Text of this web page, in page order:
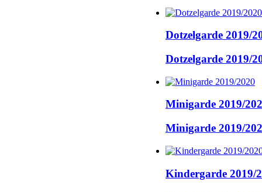
Dotzelgarde 2019/
Dotzelgarde 2019/
Minigarde 2019/
Minigarde 2019/
Kindergarde 2019/